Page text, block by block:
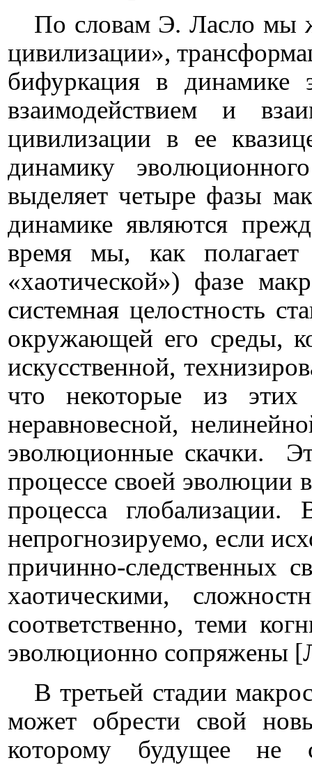
По словам Э. Ласло мы
цивилизации»,
бифуркация в
взаимодействием и
цивилизации в ее
динамику
выделяет четыре фазы
динамике являются
время мы, как полагает
«хаотической») фазе
системная целостность
окружающей его среды,
искусственной,
что некоторые из этих
неравновесной,
эволюционные скачки.
процессе своей эволюции
процесса
непрогнозируемо, если
причинно-следственных
хаотическими,
соответственно, теми
эволюционно сопряжены
В третьей стадии
может обрести свой
которому будущее не